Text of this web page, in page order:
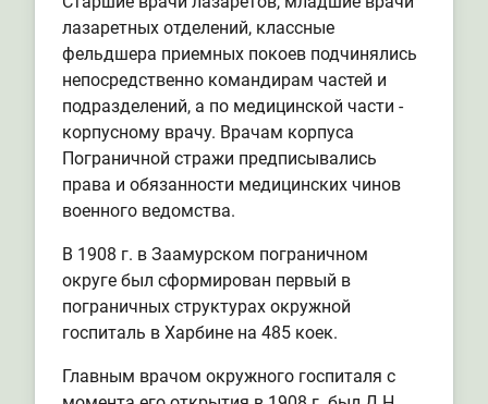
лазаретных отделений, классные
фельдшера приемных покоев подчинялись
непосредственно командирам частей и
подразделений, а по медицинской части -
корпусному врачу. Врачам корпуса
Пограничной стражи предписывались
права и обязанности медицинских чинов
военного ведомства.
В 1908 г. в Заамурском пограничном
округе был сформирован первый в
пограничных структурах окружной
госпиталь в Харбине на 485 коек.
Главным врачом окружного госпиталя с